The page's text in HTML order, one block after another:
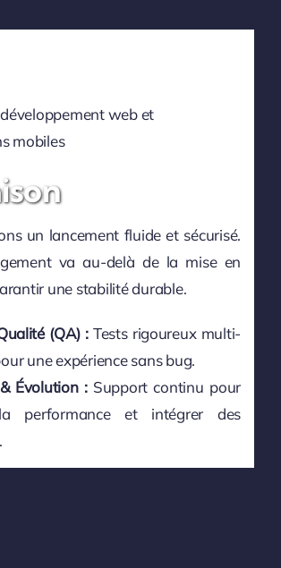
un lancement fluide et sécurisé.
va au-delà de la mise en
une stabilité durable.
(QA) :Tests rigoureux multi-
une expérience sans bug.
Évolution :Support continu pour
performance et intégrer des